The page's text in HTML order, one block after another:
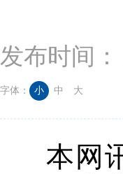
发布时间：
字体： 小 中 大
本网